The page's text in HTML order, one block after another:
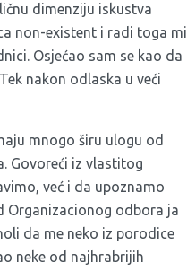
dimenziju iskustva
non-existent i radi toga mi
Osjećao sam se kao da
nakon odlaska u veći
mnogo širu ulogu od
Govoreći iz vlastitog
već i da upoznamo
Organizacionog odbora ja
da me neko iz porodice
neke od najhrabrijih